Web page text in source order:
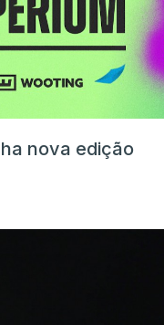
nova edição